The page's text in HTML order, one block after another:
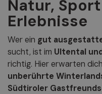
Natur,
Erlebnisse
Wer ein gut
sucht, ist im Ultental
richtig. Hier erwarten dich
unberührte
Südtiroler